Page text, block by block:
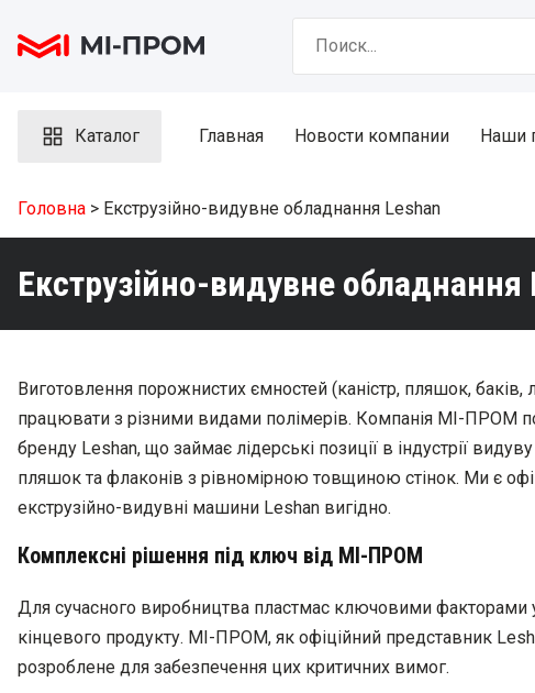
content
for:
Каталог Главная Новости компании Наши
Головна > Екструзійно-видувне обладнання Leshan
Екструзійно-видувне обладнання
Виготовлення порожнистих ємностей (каністр, пляшок, баків,
працювати з різними видами полімерів. Компанія МІ-ПРОМ
бренду Leshan, що займає лідерські позиції в індустрії
пляшок та флаконів з рівномірною товщиною стінок. Ми є
екструзійно-видувні машини Leshan вигідно.
Комплексні рішення під ключ від МІ-ПРОМ
Для сучасного виробництва пластмас ключовими факторами
кінцевого продукту. МІ-ПРОМ, як офіційний представник
розроблене для забезпечення цих критичних вимог.